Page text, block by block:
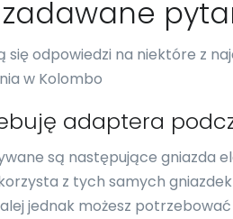
się odpowiedzi na niektóre z
w Kolombo
adaptera
są następujące gniazda
z tych samych
jednak możesz